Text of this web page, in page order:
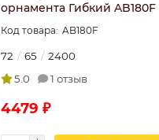
орнамента Гибкий AB180F
AB180F
72 65
2400
5.0
1 отзыв
4479 ₽